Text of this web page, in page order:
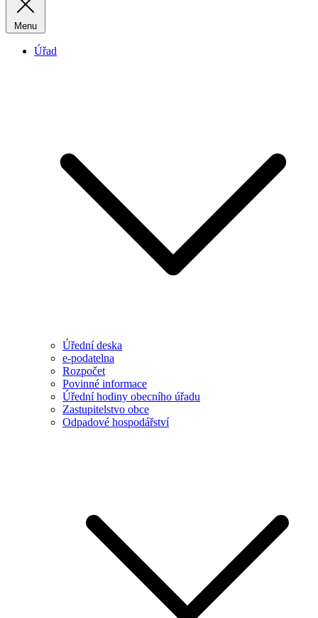
Menu
Úřad
Úřední deska
e-podatelna
Rozpočet
Povinné informace
Úřední hodiny obecního úřadu
Zastupitelstvo obce
Odpadové hospodářství